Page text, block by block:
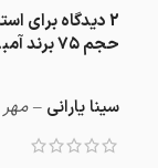
2 دیدگاه برای
حجم ۷۵ برند آمبرلا
سینا یارانی – مهر 28, 1404